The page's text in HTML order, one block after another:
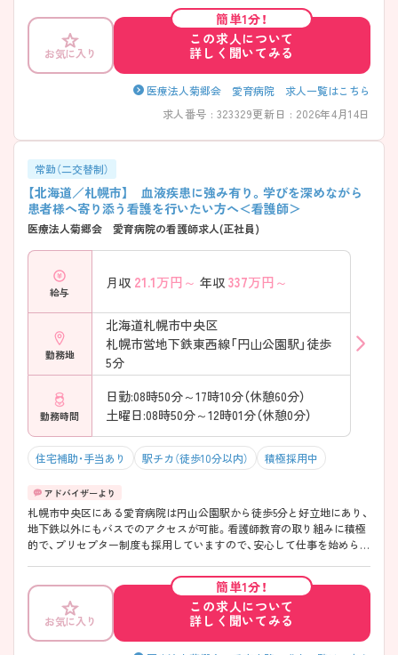
お話しいたしますのでお気軽にご相談くださいね。
お気に入り
簡単1分！
この求人について
詳しく聞いてみる
医療法人菊郷会 愛育病院 求人一覧はこちら
求人番号 : 323329更新日 : 2026年4月14日
常勤（二交替制）
【北海道／札幌市】 血液疾患に強み有り。学びを深めながら
患者様へ寄り添う看護を行いたい方へ＜看護師＞
医療法人菊郷会 愛育病院の看護師求人(正社員)
給与
月収 21.1万円～ 年収 337万円～
勤務地
北海道札幌市中央区
札幌市営地下鉄東西線「円山公園駅」徒歩
5分
勤務時間
日勤:08時50分～17時10分（休憩60分）
土曜日:08時50分～12時01分（休憩0分）
住宅補助・手当あり 駅チカ（徒歩10分以内） 積極採用中
札幌市中央区にある愛育病院は円山公園駅から徒歩5分と好立地にあり、
地下鉄以外にもバスでのアクセスが可能。看護師教育の取り組みに積極
的で、プリセプター制度も採用していますので、安心して仕事を始められ
お話しいたしますのでお気軽にご相談くださいね。
お気に入り
簡単1分！
この求人について
詳しく聞いてみる